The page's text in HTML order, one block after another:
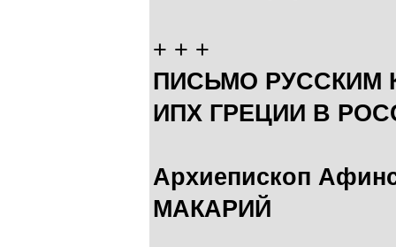
+ + +
ПИСЬМО РУССКИМ
ИПХ ГРЕЦИИ В
Архиепископ
МАКАРИЙ